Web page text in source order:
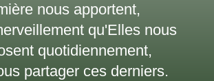
nous apportent,
qu'Elles nous
quotidiennement,
partager ces derniers.